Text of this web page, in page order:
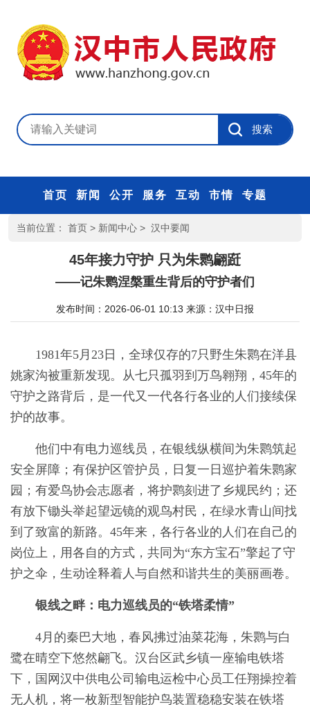
首页 新闻 公开 服务 互动 市情 专题
当前位置： 首页 > 新闻中心 > 汉中要闻
45年接力守护 只为朱鹮翩跹
——记朱鹮涅槃重生背后的守护者们
发布时间：2026-06-01 10:13 来源： 汉中日报
1981年5月23日，全球仅存的7只野生朱鹮在洋县
姚家沟被重新发现。从七只孤羽到万鸟翱翔，45年的
守护之路背后，是一代又一代各行各业的人们接续保
护的故事。
他们中有电力巡线员，在银线纵横间为朱鹮筑起
安全屏障；有保护区管护员，日复一日巡护着朱鹮家
园；有爱鸟协会志愿者，将护鹮刻进了乡规民约；还
有放下锄头举起望远镜的观鸟村民，在绿水青山间找
到了致富的新路。45年来，各行各业的人们在自己的
岗位上，用各自的方式，共同为“东方宝石”擎起了守
护之伞，生动诠释着人与自然和谐共生的美丽画卷。
银线之畔：电力巡线员的“铁塔柔情”
4月的秦巴大地，春风拂过油菜花海，朱鹮与白
鹭在晴空下悠然翩飞。汉台区武乡镇一座输电铁塔
下，国网汉中供电公司输电运检中心员工任翔操控着
无人机，将一枚新型智能护鸟装置稳稳安装在铁塔